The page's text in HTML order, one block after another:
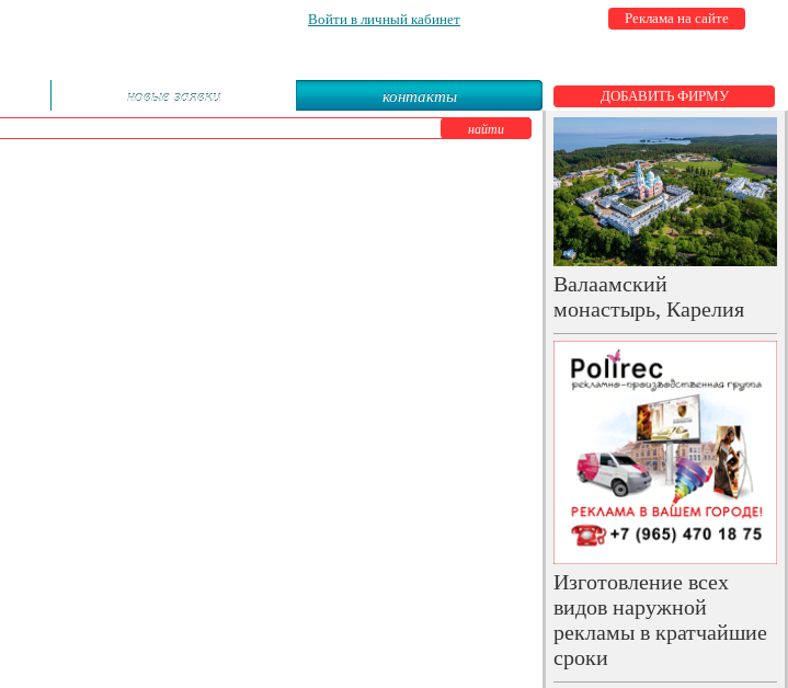
Войти в личный кабинет Реклама на сайте
новые заявки контакты ДОБАВИТЬ ФИРМУ
Валаамский
монастырь, Карелия
Изготовление всех
видов наружной
рекламы в кратчайшие
сроки